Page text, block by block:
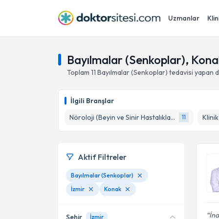
Uzmanlar
Bayılmalar (Senkoplar),
Toplam 11 Bayılmalar (Senkoplar) tedavisi yapan
İlgili Branşlar
Nöroloji (Beyin ve Sinir Hastalıkları)
11
Aktif Filtreler
Bayılmalar (Senkoplar)
İzmir
Konak
Şehir İzmir